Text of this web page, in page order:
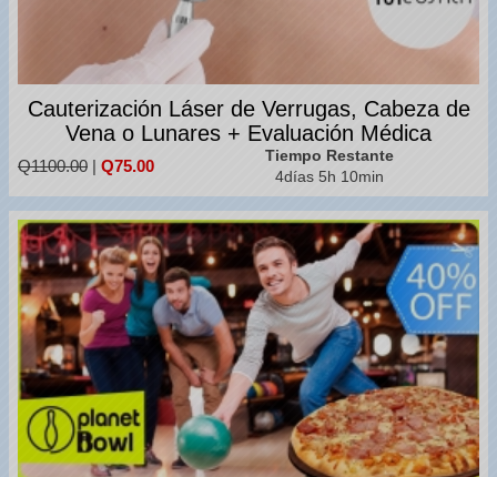
Cauterización Láser de Verrugas, Cabeza de
Vena o Lunares + Evaluación Médica
Q1100.00 Q75.00
Tiempo Restante
4días 5h 10min